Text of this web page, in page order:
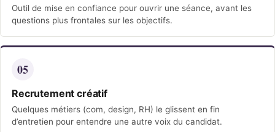
Outil de mise en confiance pour ouvrir une séance, avant les
questions plus frontales sur les objectifs.
05
Recrutement créatif
Quelques métiers (com, design, RH) le glissent en fin
d’entretien pour entendre une autre voix du candidat.